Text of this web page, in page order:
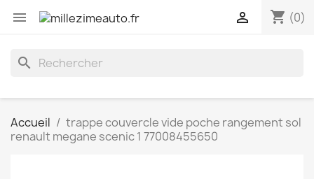
 shopping_cart (0)

search
Accueil
trappe couvercle vide poche rangement sol
renault megane scenic 1 77008455650